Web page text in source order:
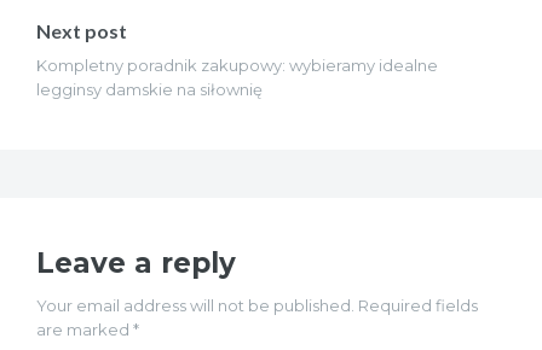
Next post
Kompletny poradnik zakupowy: wybieramy idealne
legginsy damskie na siłownię
Leave a reply
Your email address will not be published. Required fields
are marked *